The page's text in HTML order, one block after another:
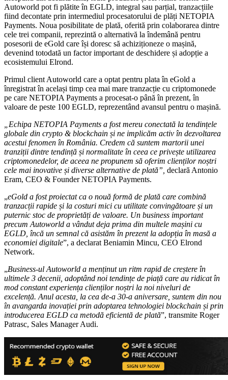
Autoworld pot fi plătite în EGLD, integral sau parțial, tranzacțiile
fiind decontate prin intermediul procesatorului de plăți NETOPIA
Payments. Noua posibilitate de plată, oferită prin colaborarea dintre
cele trei companii, reprezintă o alternativă la îndemână pentru
posesorii de eGold care își doresc să achiziționeze o mașină,
devenind totodată un factor important de deschidere și adopție a
ecosistemului Elrond.
Primul client Autoworld care a optat pentru plata în eGold a
înregistrat în același timp cea mai mare tranzacție cu criptomonede
pe care NETOPIA Payments a procesat-o până în prezent, în
valoare de peste 100 EGLD, reprezentând avansul pentru o mașină.
„Echipa NETOPIA Payments a fost mereu conectată la tendințele
globale din crypto & blockchain și ne implicăm activ în dezvoltarea
acestui fenomen în România. Credem că suntem martorii unei
tranziții dintre tendință și normalitate în ceea ce privește utilizarea
criptomonedelor, de aceea ne propunem să oferim clienților noștri
cele mai inovative și diverse alternative de plată”, declară Antonio
Eram, CEO & Founder NETOPIA Payments.
„eGold a fost proiectat ca o nouă formă de plată care combină
tranzacții rapide și la costuri mici cu utilitate convingătoare și un
puternic stoc de proprietăți de valoare. Un business important
precum Autoworld a vândut deja prima din multele mașini cu
EGLD, încă un semnal că asistăm în prezent la adopția în masă a
economiei digitale”, a declarat Beniamin Mincu, CEO Elrond
Network.
„Business-ul Autoworld a menținut un ritm rapid de creștere în
ultimele 3 decenii, adoptând noi tendințe de piață care au ridicat în
mod constant experiența clienților noștri la noi niveluri de
excelență. Anul acesta, la cea de-a 30-a aniversare, suntem din nou
în avangarda inovației prin adoptarea tehnologiei blockchain și prin
introducerea EGLD ca metodă eficientă de plată”, transmite Roger
Patrasc, Sales Manager Audi.